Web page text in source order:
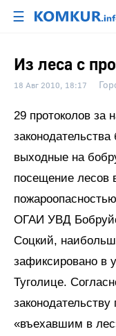
☰
Из леса с
18 Авг 2010, 18:17
29 протоколов за
выходные на
посещение лесов
ОГАИ УВД
Соцкий,
зафиксировано в
Туголице.
«въехавшим в